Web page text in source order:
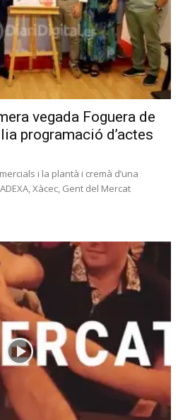
vegada Foguera de
programació d’actes
i la plantà i cremà d’una
Xàcec, Gent del Mercat